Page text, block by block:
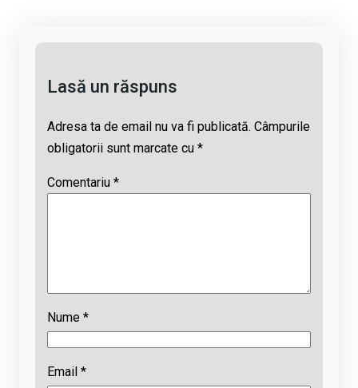
Lasă un răspuns
Adresa ta de email nu va fi publicată. Câmpurile
obligatorii sunt marcate cu *
Comentariu *
Nume *
Email *